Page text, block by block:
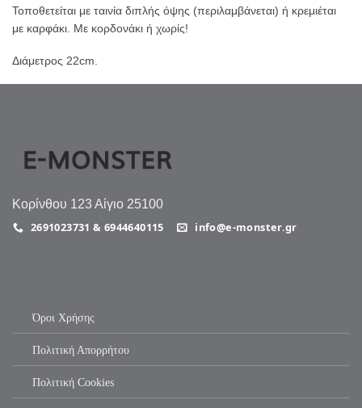
Τοποθετείται με ταινία διπλής όψης (περιλαμβάνεται) ή κρεμιέται
με καρφάκι. Με κορδονάκι ή χωρίς!
Διάμετρος 22cm.
Κορίνθου 123 Αίγιο 25100
2691023731 & 6944640115 info@e-monster.gr
Όροι Χρήσης
Πολιτική Απορρήτου
Πολιτική Cookies